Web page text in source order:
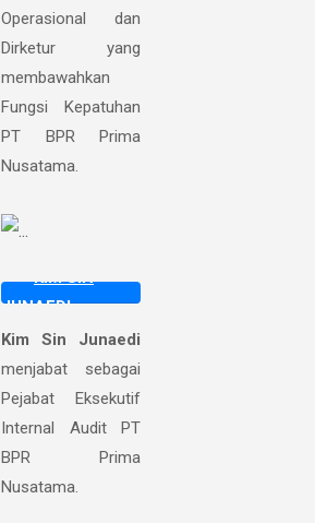
Operasional dan
Dirketur yang
membawahkan
Fungsi Kepatuhan
PT BPR Prima
Nusatama.
JUNAEDI
Kim Sin Junaedi
menjabat sebagai
Pejabat Eksekutif
Internal Audit PT
BPR Prima
Nusatama.